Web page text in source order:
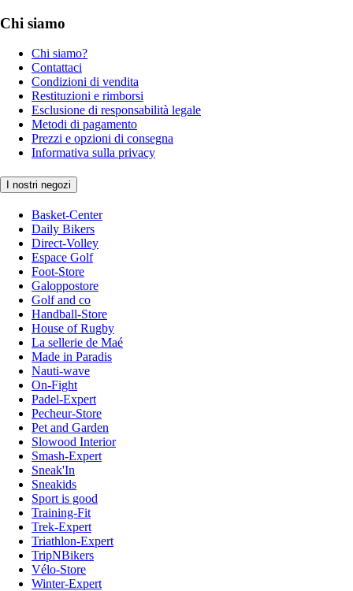
Chi siamo
Chi siamo?
Contattaci
Condizioni di vendita
Restituzioni e rimborsi
Esclusione di responsabilità legale
Metodi di pagamento
Prezzi e opzioni di consegna
Informativa sulla privacy
I nostri negozi
Basket-Center
Daily Bikers
Direct-Volley
Espace Golf
Foot-Store
Galoppostore
Golf and co
Handball-Store
House of Rugby
La sellerie de Maé
Made in Paradis
Nauti-wave
On-Fight
Padel-Expert
Pecheur-Store
Pet and Garden
Slowood Interior
Smash-Expert
Sneak'In
Sneakids
Sport is good
Training-Fit
Trek-Expert
Triathlon-Expert
TripNBikers
Vélo-Store
Winter-Expert